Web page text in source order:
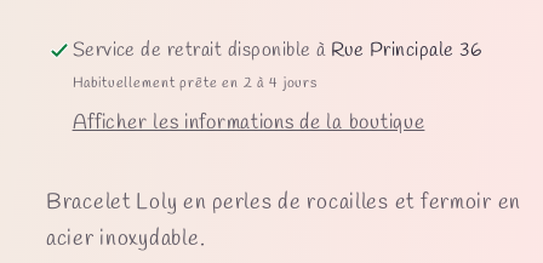
Service de retrait disponible à Rue Principale 36
Habituellement prête en 2 à 4 jours
Afficher les informations de la boutique
Bracelet Loly en perles de rocailles et fermoir en
acier inoxydable.